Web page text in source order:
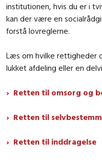
institutionen, hvis du er i
kan der være en
forstå lovreglerne.
Læs om hvilke rettigheder
lukket afdeling eller en
Retten til omsorg og
Retten til
Retten til inddragelse